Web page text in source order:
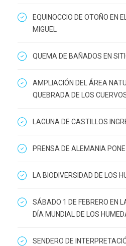
EQUINOCCIO DE OTOÑO EN
MIGUEL
QUEMA DE BAÑADOS EN
AMPLIACIÓN DEL ÁREA
QUEBRADA DE LOS
LAGUNA DE CASTILLOS
PRENSA DE ALEMANIA
LA BIODIVERSIDAD DE LOS
SÁBADO 1 DE FEBRERO EN
DÍA MUNDIAL DE LOS
SENDERO DE